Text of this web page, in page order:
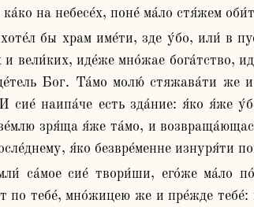
ка́ко на небесе́х, поне́ ма́ло стя́жем
вели́ких, иде́же мно́жае бога́тство,
Бог. Та́мо молю́ стяжава́ти же
сие́ наипа́че есть зда́ние: я́ко я́же
зря́ща я́же та́мо, и
я́ко безвре́менне изнуря́ти
по тебе́, мно́жицею же и пре́жде